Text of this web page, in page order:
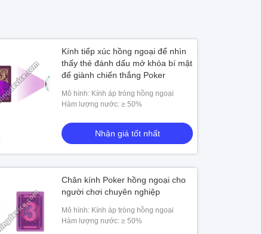
Kính tiếp xúc hồng ngoại để nhìn
thấy thẻ đánh dấu mở khóa bí mật
để giành chiến thắng Poker
Mô hình: Kính áp tròng hồng ngoại
Hàm lượng nước: ≥ 50%
Nhận giá tốt nhất
Chân kính Poker hồng ngoại cho
người chơi chuyên nghiệp
Mô hình: Kính áp tròng hồng ngoại
Hàm lượng nước: ≥ 50%